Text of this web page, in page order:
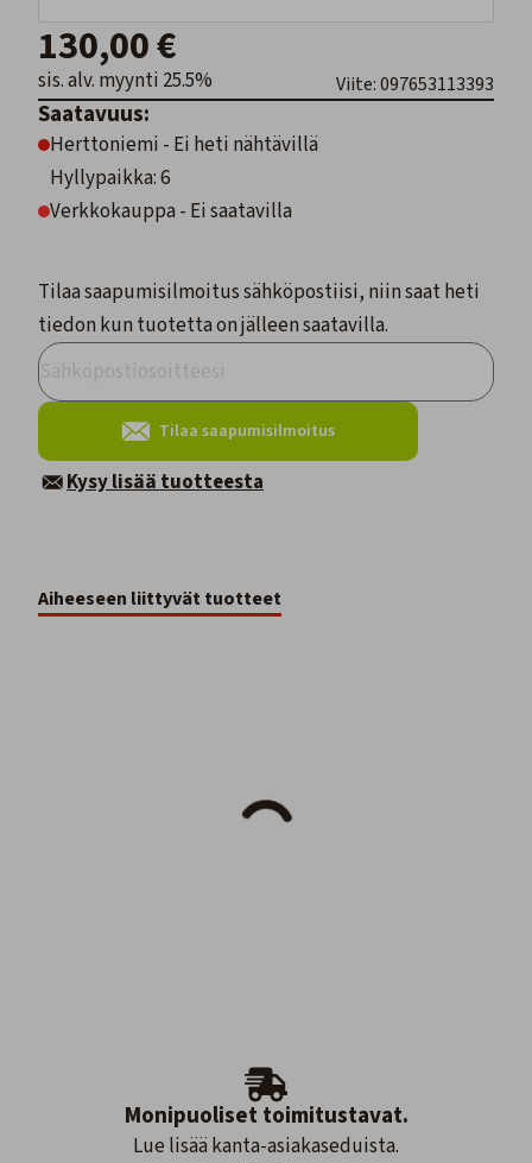
130,00 €
sis. alv. myynti 25.5% Viite: 097653113393
Saatavuus:
Herttoniemi - Ei heti nähtävillä
Hyllypaikka: 6
Verkkokauppa - Ei saatavilla
Tilaa saapumisilmoitus sähköpostiisi, niin saat heti
tiedon kun tuotetta on jälleen saatavilla.
Tilaa saapumisilmoitus
Kysy lisää tuotteesta
Aiheeseen liittyvät tuotteet
Monipuoliset toimitustavat.
Lue lisää kanta-asiakaseduista.